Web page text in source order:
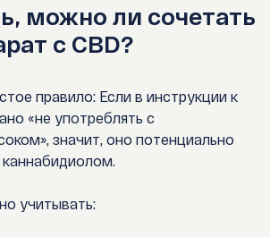
можно ли сочетать
с CBD?
правило: Если в инструкции к
«не употреблять с
значит, оно потенциально
учитывать: